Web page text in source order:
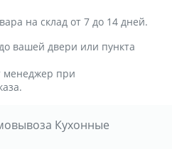
на склад от 7 до 14 дней.
вашей двери или пункта
менеджер при
Кухонные